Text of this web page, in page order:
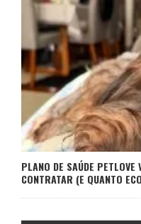
PLANO DE SAÚDE
CONTRATAR (E QUANTO